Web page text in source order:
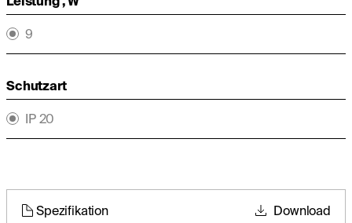
9
Schutzart
IP 20
Spezifikation
Download